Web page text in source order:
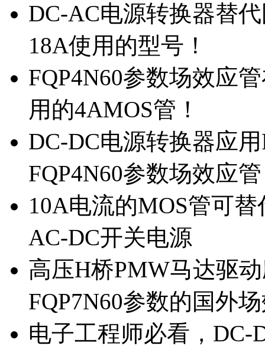
DC-AC电源转换器替
18A使用的型号！
FQP4N60参数场效应
用的4AMOS管！
DC-DC电源转换器应
FQP4N60参数场效应
10A电流的MOS管可
AC-DC开关电源
高压H桥PMW马达驱
FQP7N60参数的国外
电子工程师必看，DC-